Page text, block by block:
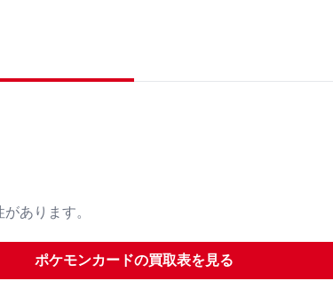
あります。
ポケモンカードの買取表を見る